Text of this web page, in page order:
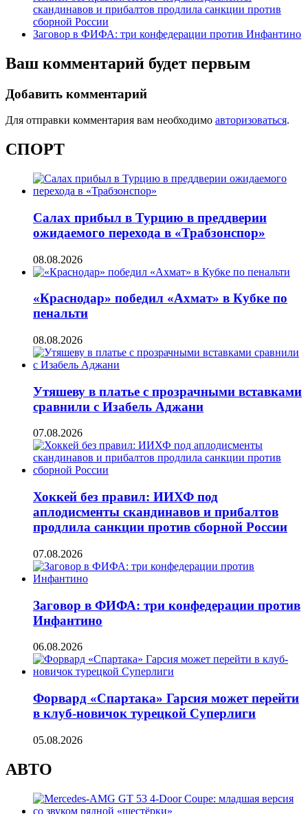
скандинавов и прибалтов продлила санкции против
сборной России
Заговор в ФИФА: три конфедерации против Инфантино
Ваш комментарий будет первым
Добавить комментарий
Для отправки комментария вам необходимо авторизоваться.
СПОРТ
Салах прибыл в Турцию в преддверии
ожидаемого перехода в «Трабзонспор»
08.08.2026
«Краснодар» победил «Ахмат» в Кубке по
пенальти
08.08.2026
Утяшеву в платье с прозрачными вставками
сравнили с Изабель Аджани
07.08.2026
Хоккей без правил: ИИХФ под
аплодисменты скандинавов и прибалтов
продлила санкции против сборной России
07.08.2026
Заговор в ФИФА: три конфедерации против
Инфантино
06.08.2026
Форвард «Спартака» Гарсия может перейти
в клуб-новичок турецкой Суперлиги
05.08.2026
АВТО